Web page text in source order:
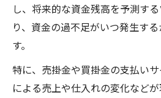
資金繰りに強くなる運用ル
資金繰り強化へ導く運
性
資金繰り実務で使える
し、将来的な資金残高を予測す
り、資金の過不足がいつ発生す
す。
特に、売掛金や買掛金の支払い
による売上や仕入れの変化など